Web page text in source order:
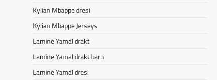
Kylian Mbappe dresi
Kylian Mbappe Jerseys
Lamine Yamal drakt
Lamine Yamal drakt barn
Lamine Yamal dresi